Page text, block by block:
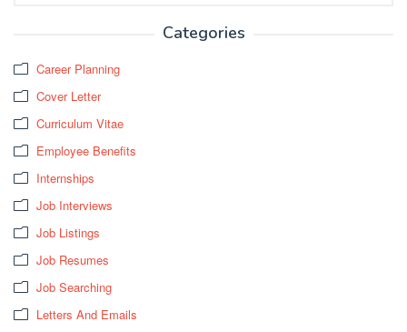
Categories
Career Planning
Cover Letter
Curriculum Vitae
Employee Benefits
Internships
Job Interviews
Job Listings
Job Resumes
Job Searching
Letters And Emails